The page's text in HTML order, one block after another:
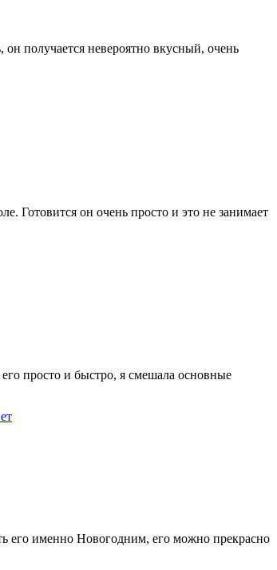
получается невероятно вкусный, очень
Готовится он очень просто и это не занимает
просто и быстро, я смешала основные
его именно Новогодним, его можно прекрасно